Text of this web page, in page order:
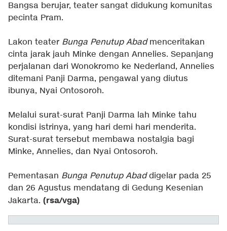
Bangsa berujar, teater sangat didukung komunitas
pecinta Pram.
Lakon teater Bunga Penutup Abadmenceritakan
cinta jarak jauh Minke dengan Annelies. Sepanjang
perjalanan dari Wonokromo ke Nederland, Annelies
ditemani Panji Darma, pengawal yang diutus
ibunya, Nyai Ontosoroh.
Melalui surat-surat Panji Darma lah Minke tahu
kondisi istrinya, yang hari demi hari menderita.
Surat-surat tersebut membawa nostalgia bagi
Minke, Annelies, dan Nyai Ontosoroh.
Pementasan Bunga Penutup Abaddigelar pada 25
dan 26 Agustus mendatang di Gedung Kesenian
Jakarta. (rsa/vga)